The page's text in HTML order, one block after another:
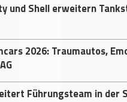
und Shell erweitern
2026: Traumautos,
Führungsteam in der